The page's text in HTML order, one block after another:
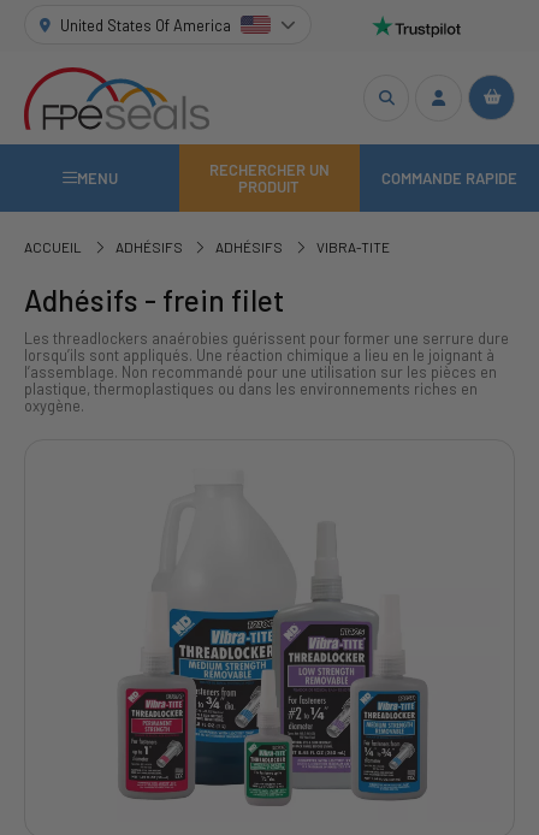
United States Of America
MENU
RECHERCHER UN
PRODUIT
COMMANDE RAPIDE
ACCUEIL ADHÉSIFS ADHÉSIFS VIBRA-TITE
Adhésifs - frein filet
Les threadlockers anaérobies guérissent pour former une serrure dure
lorsqu’ils sont appliqués. Une réaction chimique a lieu en le joignant à
l’assemblage. Non recommandé pour une utilisation sur les pièces en
plastique, thermoplastiques ou dans les environnements riches en
oxygène.